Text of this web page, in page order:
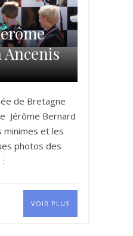
Ancenis
de Bretagne
Jérôme Bernard
minimes et les
photos des
:
VOIR PLUS